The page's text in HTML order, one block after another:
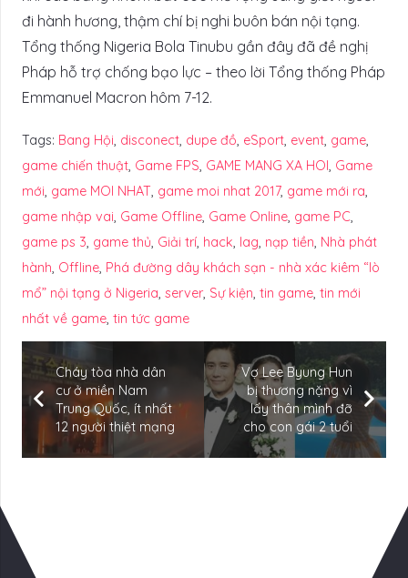
đi hành hương, thậm chí bị nghi buôn bán nội tạng.
Tổng thống Nigeria Bola Tinubu gần đây đã đề nghị
Pháp hỗ trợ chống bạo lực – theo lời Tổng thống Pháp
Emmanuel Macron hôm 7-12.
Tags: Bang Hội, disconect, dupe đồ, eSport, event, game,
game chiến thuật, Game FPS, GAME MANG XA HOI, Game
mới, game MOI NHAT, game moi nhat 2017, game mới ra,
game nhập vai, Game Offline, Game Online, game PC,
game ps 3, game thủ, Giải trí, hack, lag, nạp tiền, Nhà phát
hành, Offline, Phá đường dây khách sạn - nhà xác kiêm “lò
mổ” nội tạng ở Nigeria, server, Sự kiện, tin game, tin mới
nhất về game, tin tức game
Cháy tòa nhà dân
cư ở miền Nam
Trung Quốc, ít nhất
12 người thiệt mạng
Vợ Lee Byung Hun
bị thương nặng vì
lấy thân mình đỡ
cho con gái 2 tuổi